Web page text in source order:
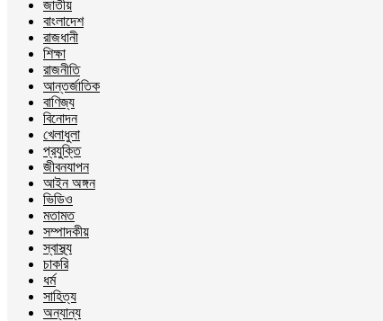
জাতীয়
বাংলাদেশ
রাজধানী
শিক্ষা
রাজনীতি
আন্তর্জাতিক
বাণিজ্য
বিনোদন
খেলাধুলা
প্রযুক্তি
জীবনযাপন
আইন অঙ্গন
ভিডিও
মতামত
সম্পাদকীয়
স্বাস্থ্য
চাকরি
ধর্ম
সাহিত্য
অন্যান্য